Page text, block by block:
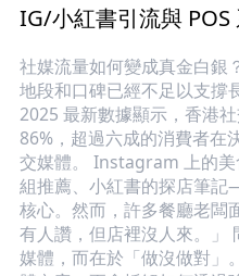
IG/小紅書引流與
社媒流量如何變成真金白銀
地段和口碑已經不足以支
2025 最新數據顯示，香港
86%，超過六成的消費者在
交媒體。 Instagram 上的
組推薦、小紅書的探店筆
核心。然而，許多餐廳老闆
有人讚，但店裡沒人來。」
媒體，而在於「做沒做對」